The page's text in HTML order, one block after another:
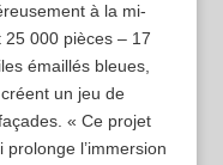
à la mi-
25 000 pièces – 17
émaillés bleues,
un jeu de
« Ce projet
l’immersion